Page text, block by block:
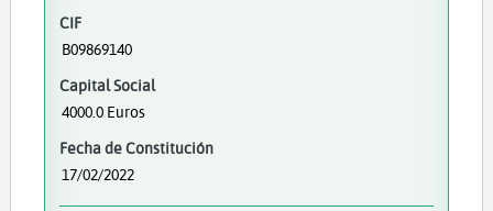
CIF
B09869140
Capital Social
4000.0 Euros
Fecha de Constitución
17/02/2022